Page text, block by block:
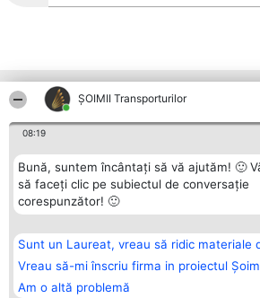
ȘOIMII Transporturilor
08:19
Bună, suntem încântați să vă ajutăm! 🙂
să faceți clic pe subiectul de conversație
corespunzător! 🙂
Sunt un Laureat, vreau să ridic materiale
Vreau să-mi înscriu firma in proiectul
Am o altă problemă
Alte firme din zonă
Organizator Ranking
BRIGHT SOLUTIONS BR SRL
Aleea Timisul De Sus 2 Bl. A30
Sc. A Et. 4 Ap. 13 Cod 061952
București
tel: +40 770 990 492
Plebiscyt
Câștigătorii
Lista Tuturor
Reguli
Politica de